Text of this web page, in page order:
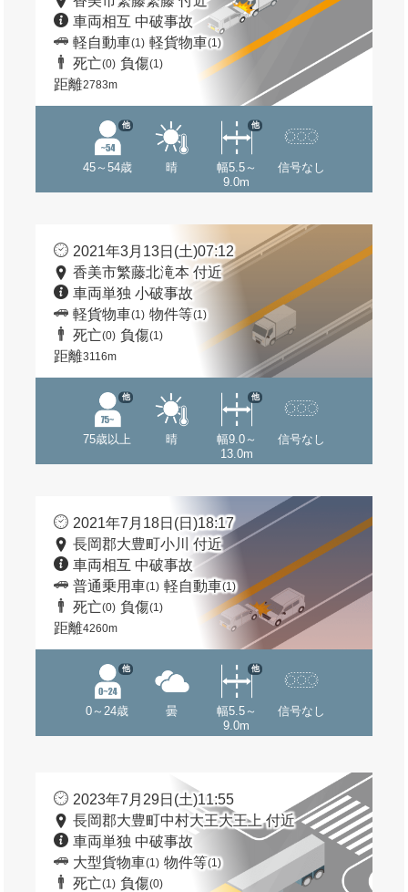
車両相互 中破事故
軽自動車(1) 軽貨物車(1)
死亡(0) 負傷(1)
距離2783m
45～54歳
他
晴
幅5.5～
9.0m
他
信号なし
2021年3月13日(土)07:12
香美市繁藤北滝本 付近
車両単独 小破事故
軽貨物車(1) 物件等(1)
死亡(0) 負傷(1)
距離3116m
75歳以上
他
晴
幅9.0～
13.0m
他
信号なし
2021年7月18日(日)18:17
長岡郡大豊町小川 付近
車両相互 中破事故
普通乗用車(1) 軽自動車(1)
死亡(0) 負傷(1)
距離4260m
0～24歳
他
曇
幅5.5～
9.0m
他
信号なし
2023年7月29日(土)11:55
長岡郡大豊町中村大王大王上 付近
車両単独 中破事故
大型貨物車(1) 物件等(1)
死亡(1) 負傷(0)